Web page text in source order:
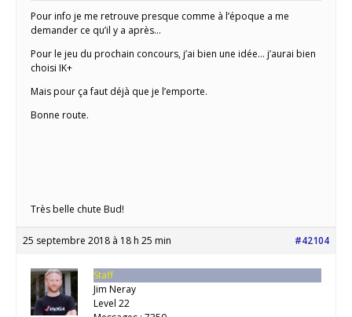
Pour info je me retrouve presque comme à l’époque a me
demander ce qu’il y a après…
Pour le jeu du prochain concours, j’ai bien une idée… j’aurai bien
choisi IK+
Mais pour ça faut déjà que je l’emporte.
Bonne route.
Très belle chute Bud!
25 septembre 2018 à 18 h 25 min #42104
Staff
Jim Neray
Level 22